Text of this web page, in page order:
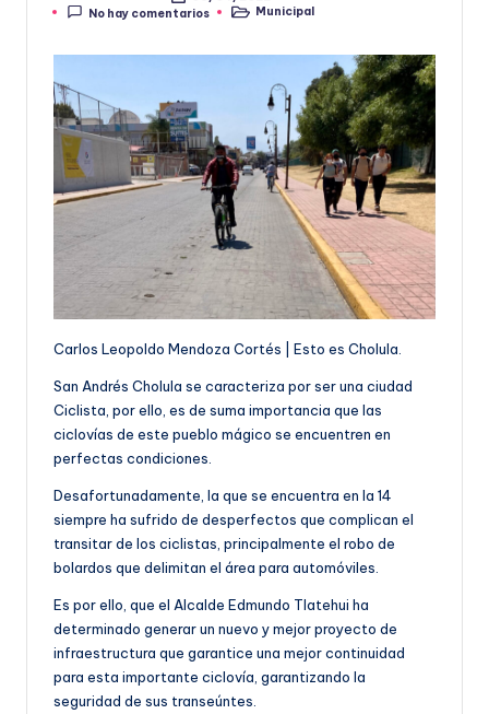
por
No hay comentarios
Publicado
Municipal
Carlos Leopoldo Mendoza Cortés | Esto es Cholula.
San Andrés Cholula se caracteriza por ser una ciudad
Ciclista, por ello, es de suma importancia que las
ciclovías de este pueblo mágico se encuentren en
perfectas condiciones.
Desafortunadamente, la que se encuentra en la 14
siempre ha sufrido de desperfectos que complican el
transitar de los ciclistas, principalmente el robo de
bolardos que delimitan el área para automóviles.
Es por ello, que el Alcalde Edmundo Tlatehui ha
determinado generar un nuevo y mejor proyecto de
infraestructura que garantice una mejor continuidad
para esta importante ciclovía, garantizando la
seguridad de sus transeúntes.